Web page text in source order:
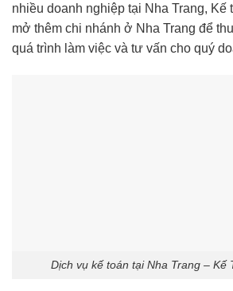
nhiều doanh nghiệp tại Nha Trang, Kế
mở thêm chi nhánh ở Nha Trang để
quá trình làm việc và tư vấn cho quý
Dịch vụ kế toán tại Nha Trang – Kế